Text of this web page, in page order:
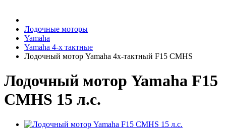
Лодочные моторы
Yamaha
Yamaha 4-х тактные
Лодочный мотор Yamaha 4х-тактный F15 CMHS
Лодочный мотор Yamaha F15
CMHS 15 л.с.